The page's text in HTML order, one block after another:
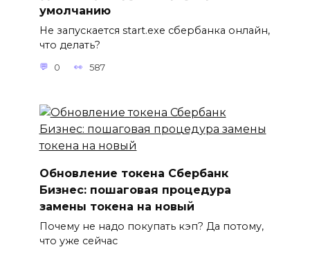
умолчанию
Не запускается start.exe сбербанка онлайн,
что делать?
0 587
Обновление токена Сбербанк
Бизнес: пошаговая процедура
замены токена на новый
Почему не надо покупать кэп? Да потому,
что уже сейчас